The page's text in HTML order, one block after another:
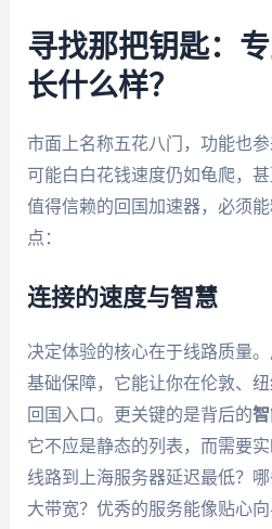
寻找那把钥匙：
长什么样？
市面上名称五花八门，功能也参
可能白白花钱速度仍如龟爬，
值得信赖的回国加速器，必须
点：
连接的速度与智慧
决定体验的核心在于线路质量
基础保障，它能让你在伦敦、
回国入口。更关键的是背后的
它不应是静态的列表，而需要
线路到上海服务器延迟最低？
大带宽？优秀的服务能像贴心